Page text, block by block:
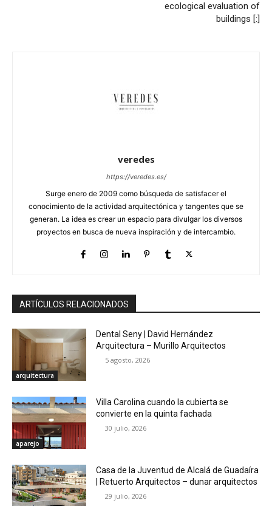
ecological evaluation of
buildings [:]
veredes
https://veredes.es/
Surge enero de 2009 como búsqueda de satisfacer el
conocimiento de la actividad arquitectónica y tangentes que se
generan. La idea es crear un espacio para divulgar los diversos
proyectos en busca de nueva inspiración y de intercambio.
ARTÍCULOS RELACIONADOS
arquitectura
Dental Seny | David Hernández
Arquitectura – Murillo Arquitectos
5 agosto, 2026
aparejo
Villa Carolina cuando la cubierta se
convierte en la quinta fachada
30 julio, 2026
Casa de la Juventud de Alcalá de Guadaíra
| Retuerto Arquitectos – dunar arquitectos
29 julio, 2026